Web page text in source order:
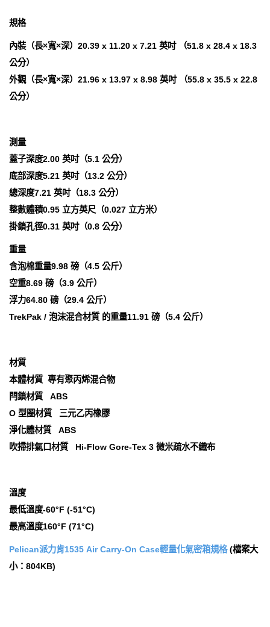
規格
內裝（長×寬×深）20.39 x 11.20 x 7.21 英吋 （51.8 x 28.4 x 18.3
公分）
外觀（長×寬×深）21.96 x 13.97 x 8.98 英吋 （55.8 x 35.5 x 22.8
公分）
測量
蓋子深度2.00 英吋（5.1 公分）
底部深度5.21 英吋（13.2 公分）
總深度7.21 英吋（18.3 公分）
整數體積0.95 立方英尺（0.027 立方米）
掛鎖孔徑0.31 英吋（0.8 公分）
重量
含泡棉重量9.98 磅（4.5 公斤）
空重8.69 磅（3.9 公斤）
浮力64.80 磅（29.4 公斤）
TrekPak / 泡沫混合材質 的重量11.91 磅（5.4 公斤）
材質
本體材質 專有聚丙烯混合物
閂鎖材質 ABS
O 型圈材質 三元乙丙橡膠
淨化體材質 ABS
吹掃排氣口材質 Hi-Flow Gore-Tex 3 微米疏水不織布
溫度
最低溫度-60°F (-51°C)
最高溫度160°F (71°C)
Pelican派力肯1535 Air Carry-On Case輕量化氣密箱規格(檔案大
小：804KB)